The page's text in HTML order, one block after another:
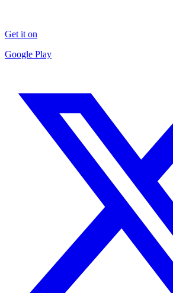
Get it on
Google Play